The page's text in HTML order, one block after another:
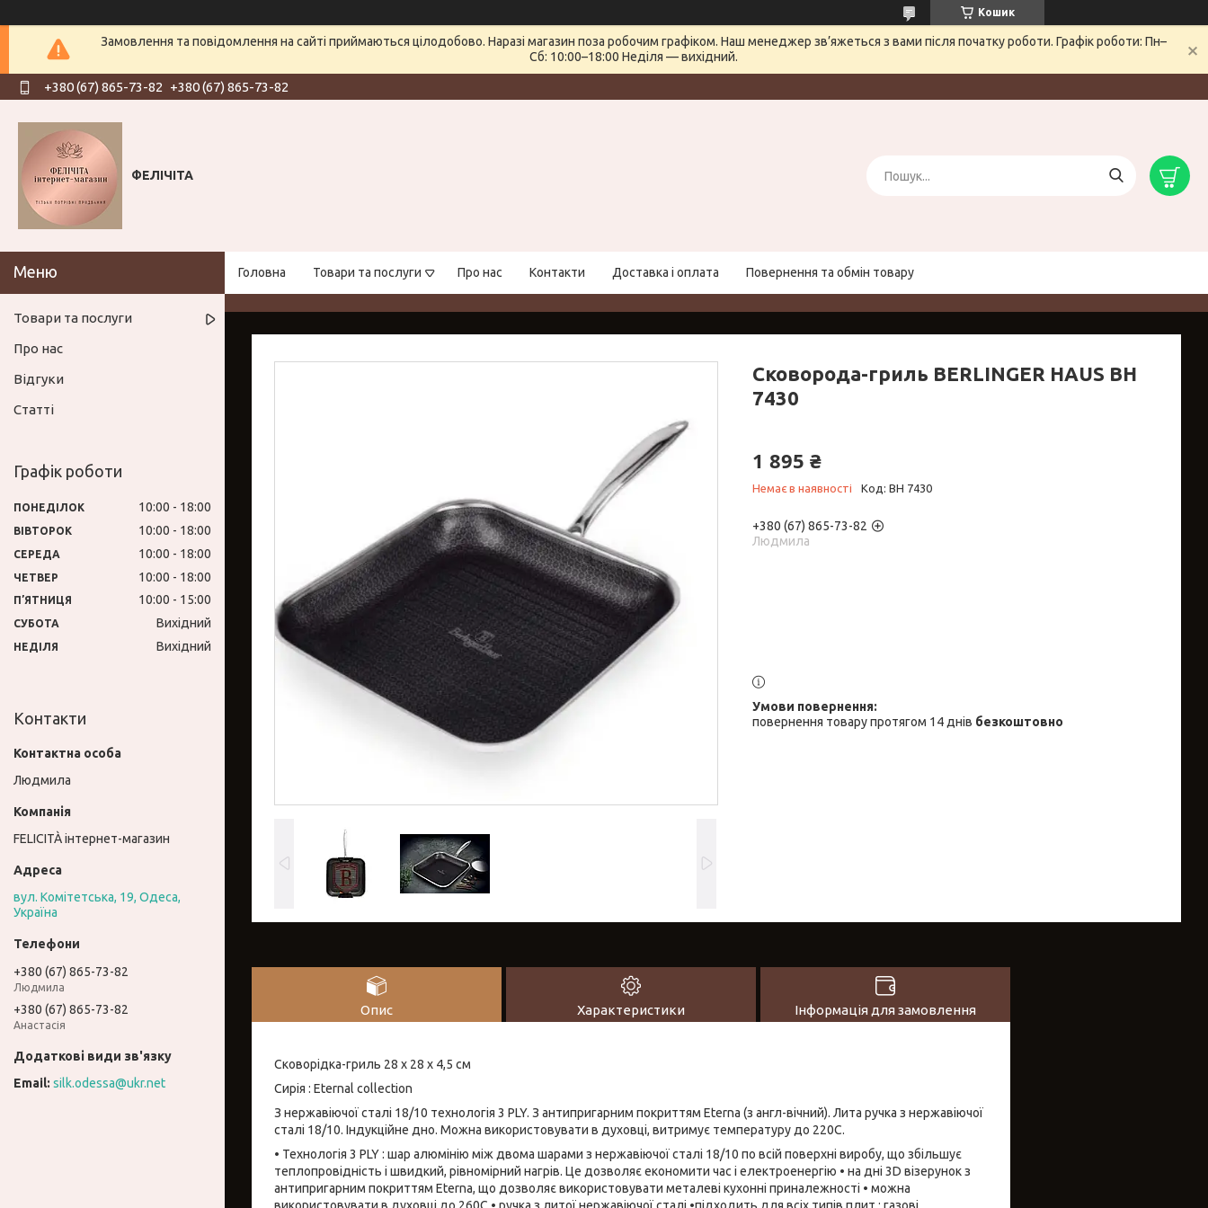
Кошик
Замовлення та повідомлення на сайті приймаються цілодобово. Наразі магазин поза робочим графіком. Наш менеджер зв’яжеться з вами після початку роботи. Графік роботи: Пн–
Сб: 10:00–18:00 Неділя — вихідний.
+380 (67) 865-73-82 +380 (67) 865-73-82
ФЕЛІЧІТА
Головна Товари та послуги Про нас Контакти Доставка і оплата Повернення та обмін товару
Сковорода-гриль BERLINGER HAUS BH
7430
1 895 ₴
Немає в наявності Код: BH 7430
+380 (67) 865-73-82
Людмила
повернення товару протягом 14 днів безкоштовно
Опис Характеристики Інформація для замовлення
Сковорідка-гриль 28 x 28 x 4,5 см
Сирія : Eternal collection
З нержавіючої сталі 18/10 технологія 3 PLY. З антипригарним покриттям Eterna (з англ-вічний). Лита ручка з нержавіючої
сталі 18/10. Індукційне дно. Можна використовувати в духовці, витримує температуру до 220C.
• Технологія 3 PLY : шар алюмінію між двома шарами з нержавіючої сталі 18/10 по всій поверхні виробу, що збільшує
теплопровідність і швидкий, рівномірний нагрів. Це дозволяє економити час і електроенергію • на дні 3D візерунок з
антипригарним покриттям Еterna, що дозволяє використовувати металеві кухонні приналежності • можна
Товари та послуги
Про нас
Відгуки
Статті
Графік роботи
ПОНЕДІЛОК 10:00 18:00
ВІВТОРОК 10:00 18:00
СЕРЕДА 10:00 18:00
ЧЕТВЕР 10:00 18:00
ПʼЯТНИЦЯ 10:00 15:00
СУБОТА Вихідний
НЕДІЛЯ Вихідний
Контакти
Людмила
FELICITÀ інтернет-магазин
вул. Комітетська, 19, Одеса,
Україна
+380 (67) 865-73-82
Людмила
+380 (67) 865-73-82
Анастасія
silk.odessa@ukr.net